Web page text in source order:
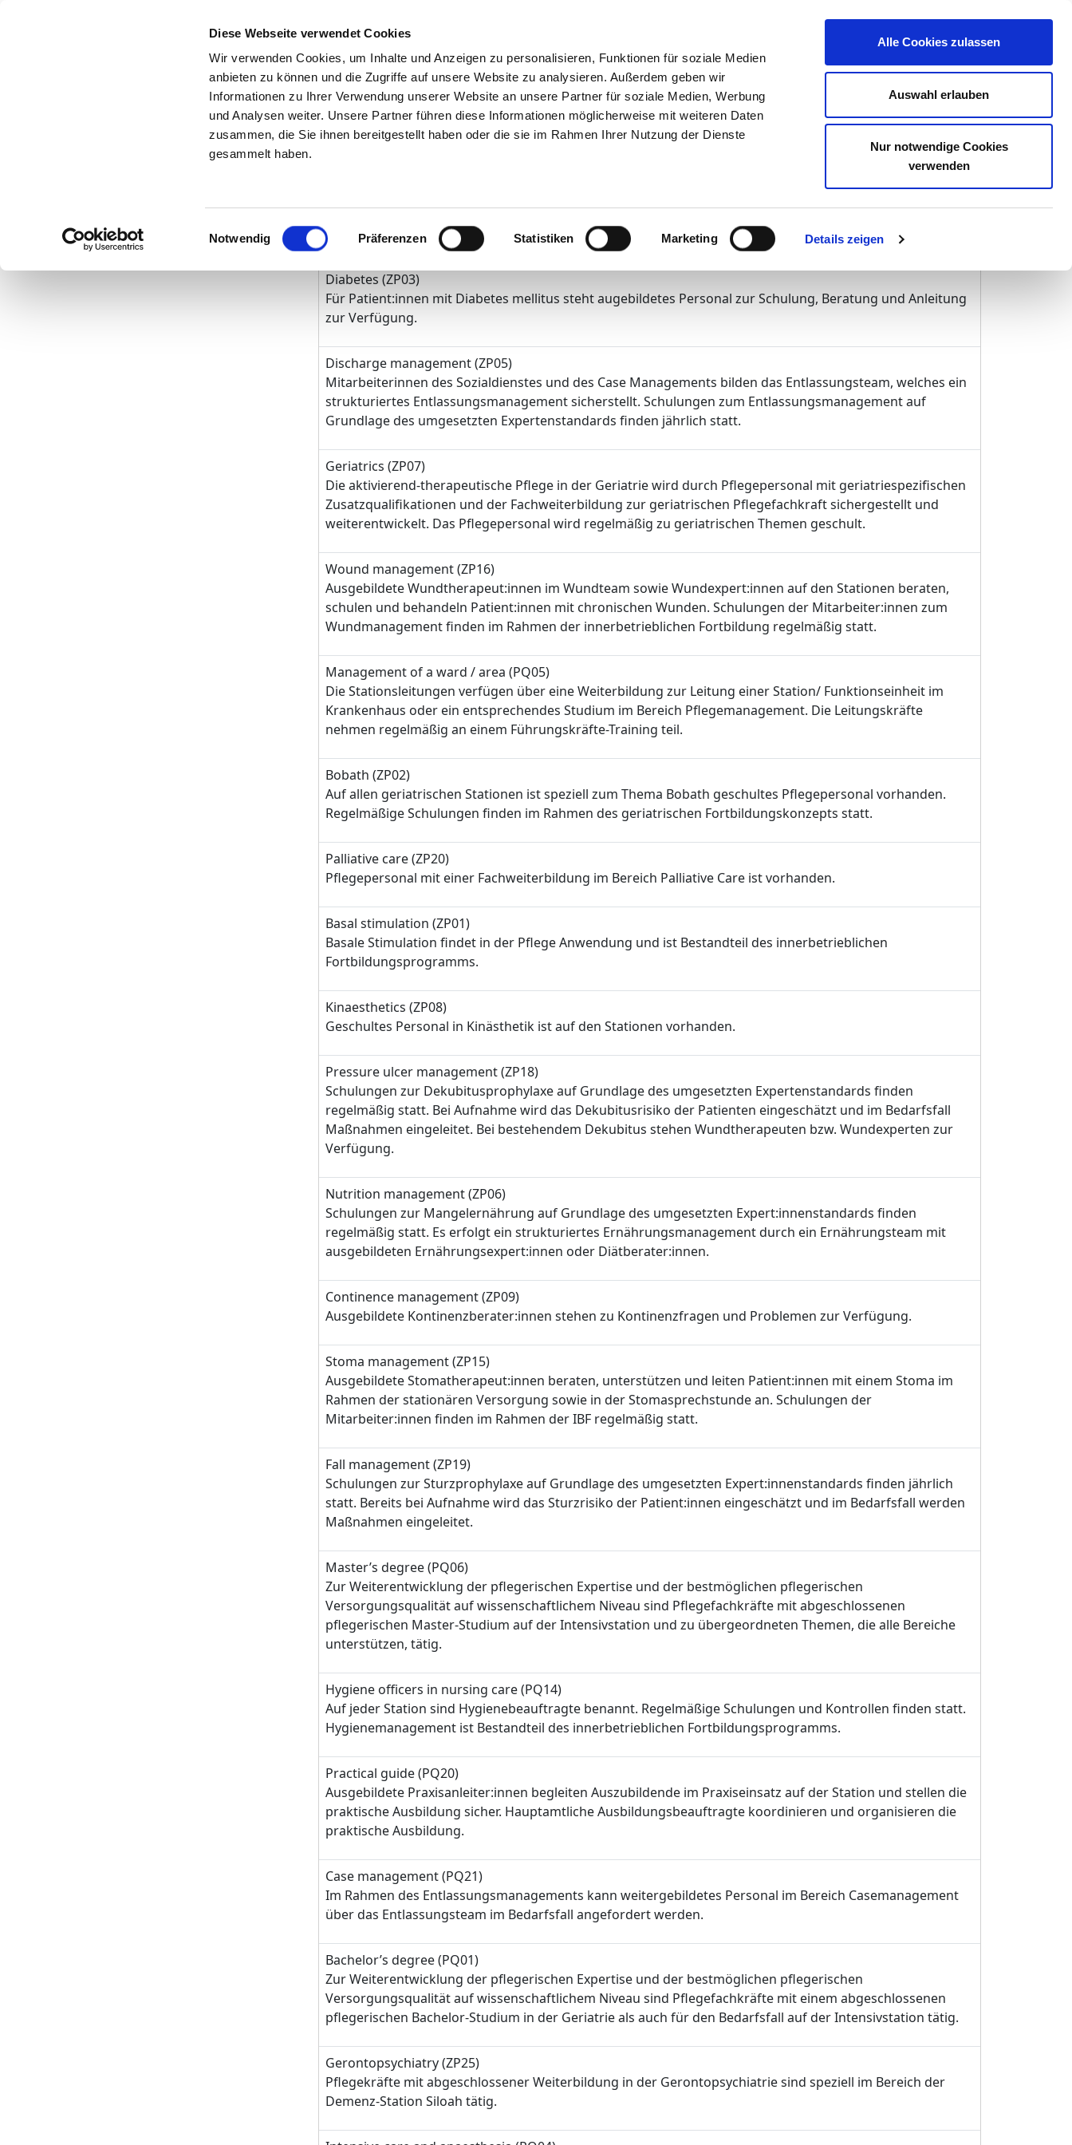
Diese Webseite verwendet Cookies
Wir verwenden Cookies, um Inhalte und Anzeigen zu personalisieren, Funktionen für soziale Medien
anbieten zu können und die Zugriffe auf unsere Website zu analysieren. Außerdem geben wir
Informationen zu Ihrer Verwendung unserer Website an unsere Partner für soziale Medien, Werbung
und Analysen weiter. Unsere Partner führen diese Informationen möglicherweise mit weiteren Daten
zusammen, die Sie ihnen bereitgestellt haben oder die sie im Rahmen Ihrer Nutzung der Dienste
gesammelt haben.
Einwilligungsauswahl
Notwendig Präferenzen Statistiken Marketing Details zeigen
Alle Cookies zulassen
Auswahl erlauben
Nur notwendige Cookies
verwenden
To the specialist
department
AGAPLESION DIAKONIEKLINIKUM
HAMBURG
Geriatrie (Dr. Wernecke, Dr. Müller-Schulz)
Nursing expertise
Diabetes (ZP03)
Für Patient:innen mit Diabetes mellitus steht augebildetes Personal zur Schulung, Beratung und Anleitung
zur Verfügung.
Discharge management (ZP05)
Mitarbeiterinnen des Sozialdienstes und des Case Managements bilden das Entlassungsteam, welches ein
strukturiertes Entlassungsmanagement sicherstellt. Schulungen zum Entlassungsmanagement auf
Grundlage des umgesetzten Expertenstandards finden jährlich statt.
Geriatrics (ZP07)
Die aktivierend-therapeutische Pflege in der Geriatrie wird durch Pflegepersonal mit geriatriespezifischen
Zusatzqualifikationen und der Fachweiterbildung zur geriatrischen Pflegefachkraft sichergestellt und
weiterentwickelt. Das Pflegepersonal wird regelmäßig zu geriatrischen Themen geschult.
Wound management (ZP16)
Ausgebildete Wundtherapeut:innen im Wundteam sowie Wundexpert:innen auf den Stationen beraten,
schulen und behandeln Patient:innen mit chronischen Wunden. Schulungen der Mitarbeiter:innen zum
Wundmanagement finden im Rahmen der innerbetrieblichen Fortbildung regelmäßig statt.
Management of a ward / area (PQ05)
Die Stationsleitungen verfügen über eine Weiterbildung zur Leitung einer Station/ Funktionseinheit im
Krankenhaus oder ein entsprechendes Studium im Bereich Pflegemanagement. Die Leitungskräfte
nehmen regelmäßig an einem Führungskräfte-Training teil.
Bobath (ZP02)
Auf allen geriatrischen Stationen ist speziell zum Thema Bobath geschultes Pflegepersonal vorhanden.
Regelmäßige Schulungen finden im Rahmen des geriatrischen Fortbildungskonzepts statt.
Palliative care (ZP20)
Pflegepersonal mit einer Fachweiterbildung im Bereich Palliative Care ist vorhanden.
Basal stimulation (ZP01)
Basale Stimulation findet in der Pflege Anwendung und ist Bestandteil des innerbetrieblichen
Fortbildungsprogramms.
Kinaesthetics (ZP08)
Geschultes Personal in Kinästhetik ist auf den Stationen vorhanden.
Pressure ulcer management (ZP18)
Schulungen zur Dekubitusprophylaxe auf Grundlage des umgesetzten Expertenstandards finden
regelmäßig statt. Bei Aufnahme wird das Dekubitusrisiko der Patienten eingeschätzt und im Bedarfsfall
Maßnahmen eingeleitet. Bei bestehendem Dekubitus stehen Wundtherapeuten bzw. Wundexperten zur
Verfügung.
Nutrition management (ZP06)
Schulungen zur Mangelernährung auf Grundlage des umgesetzten Expert:innenstandards finden
regelmäßig statt. Es erfolgt ein strukturiertes Ernährungsmanagement durch ein Ernährungsteam mit
ausgebildeten Ernährungsexpert:innen oder Diätberater:innen.
Continence management (ZP09)
Ausgebildete Kontinenzberater:innen stehen zu Kontinenzfragen und Problemen zur Verfügung.
Stoma management (ZP15)
Ausgebildete Stomatherapeut:innen beraten, unterstützen und leiten Patient:innen mit einem Stoma im
Rahmen der stationären Versorgung sowie in der Stomasprechstunde an. Schulungen der
Mitarbeiter:innen finden im Rahmen der IBF regelmäßig statt.
Fall management (ZP19)
Schulungen zur Sturzprophylaxe auf Grundlage des umgesetzten Expert:innenstandards finden jährlich
statt. Bereits bei Aufnahme wird das Sturzrisiko der Patient:innen eingeschätzt und im Bedarfsfall werden
Maßnahmen eingeleitet.
Master’s degree (PQ06)
Zur Weiterentwicklung der pflegerischen Expertise und der bestmöglichen pflegerischen
Versorgungsqualität auf wissenschaftlichem Niveau sind Pflegefachkräfte mit abgeschlossenen
pflegerischen Master-Studium auf der Intensivstation und zu übergeordneten Themen, die alle Bereiche
unterstützen, tätig.
Hygiene officers in nursing care (PQ14)
Auf jeder Station sind Hygienebeauftragte benannt. Regelmäßige Schulungen und Kontrollen finden statt.
Hygienemanagement ist Bestandteil des innerbetrieblichen Fortbildungsprogramms.
Practical guide (PQ20)
Ausgebildete Praxisanleiter:innen begleiten Auszubildende im Praxiseinsatz auf der Station und stellen die
praktische Ausbildung sicher. Hauptamtliche Ausbildungsbeauftragte koordinieren und organisieren die
praktische Ausbildung.
Case management (PQ21)
Im Rahmen des Entlassungsmanagements kann weitergebildetes Personal im Bereich Casemanagement
über das Entlassungsteam im Bedarfsfall angefordert werden.
Bachelor’s degree (PQ01)
Zur Weiterentwicklung der pflegerischen Expertise und der bestmöglichen pflegerischen
Versorgungsqualität auf wissenschaftlichem Niveau sind Pflegefachkräfte mit einem abgeschlossenen
pflegerischen Bachelor-Studium in der Geriatrie als auch für den Bedarfsfall auf der Intensivstation tätig.
Gerontopsychiatry (ZP25)
Pflegekräfte mit abgeschlossener Weiterbildung in der Gerontopsychiatrie sind speziell im Bereich der
Demenz-Station Siloah tätig.